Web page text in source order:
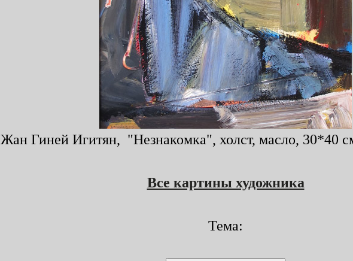
Жан Гиней Игитян, "Незнакомка", холст, масло, 30*40
Все картины художника
Тема: